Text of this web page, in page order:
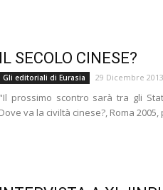
IL SECOLO CINESE?
Gli editoriali di Eurasia 29 Dicembre 2013
"Il prossimo scontro sarà tra gli
Dove va la civiltà cinese?, Roma 2005,